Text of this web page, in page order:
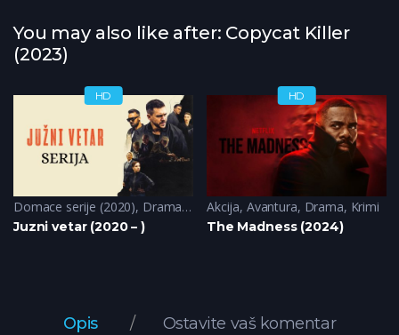
You may also like after: Copycat Killer
(2023)
,Triler
HD
Domace serije (2020), Drama,Krimi,Triler
Juzni vetar (2020 – )
HD
Akcija, Avantura, Drama, Krimi
The Madness (2024)
Opis Ostavite vaš komentar